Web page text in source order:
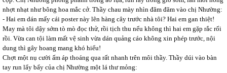
nhợt nhạt như bông hoa mắc cở. Thầy chau mày nhìn đăm đăm vào chị Nhường:
- Hai em dán mấy cái poster này lên hàng cây trước nhà tôi? Hai em gan thiệt!
May mà tôi dậy sớm tò mò đọc thử, rồi tịch thu nếu không thì hai em gặp rắc rối
rồi. Vừa can tội làm mất vệ sinh vừa dán quảng cáo không xin phép trước, nội
dung thì gây hoang mang khó hiểu!
Chợt một nụ cười ấm áp thoáng qua rất nhanh trên môi thầy. Thầy dúi vào bàn
tay run lẩy bẩy của chị Nhường một lá thư mỏng: